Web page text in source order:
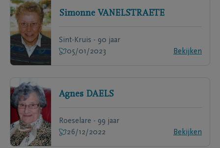
Simonne VANELSTRAETE
Sint-Kruis - 90 jaar
05/01/2023
Bekijken
Agnes DAELS
Roeselare - 99 jaar
26/12/2022
Bekijken